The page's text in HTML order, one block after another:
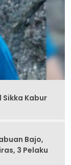
Sikka Kabur
Bajo,
3 Pelaku